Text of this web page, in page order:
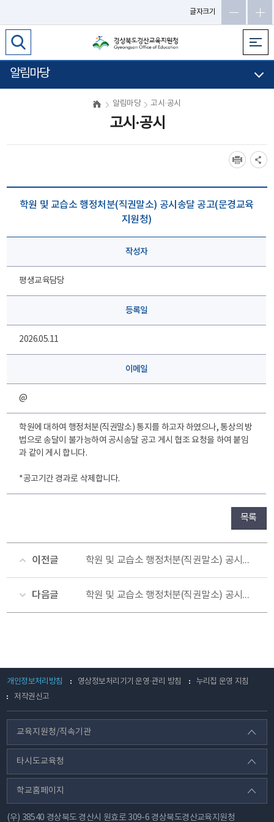
글자크기
알림마당
알림마당 고시·공시
고시·공시
학원 및 교습소 행정처분(직권말소) 공시송달 공고(문경교육
지원청)
작성자
평생교육담당
등록일
2026.05.11
이메일
@
학원에 대하여 행정처분(직권말소) 통지를 하고자 하였으나, 통상의 방
법으로 송달이 불가능하여 공시송달 공고 게시 협조 요청을 하여 붙임
과 같이 게시 합니다.
*공고기간 경과로 삭제합니다.
목록
이전글 학원 및 교습소 행정처분(직권말소) 공시송달 공고(포항교육지원청)
다음글 학원 및 교습소 행정처분(직권말소) 공시송달 공고(포항교육지원청)
개인정보처리방침 영상정보처리기기 운영·관리 방침
누리집 운영 지침
저작권신고
교육지원청/직속기관
타시도교육청
학교홈페이지
(우) 38540 경상북도 경산시 원효로 309-6 경상북도경산교육지원청